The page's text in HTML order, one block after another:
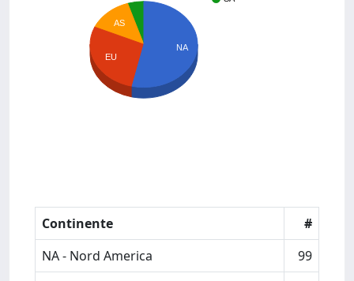
AS
EU
NA
Continente
#
NA - Nord America
99